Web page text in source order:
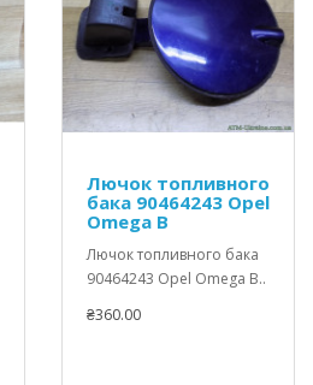
Лючок топливного
бака 90464243 Opel
Omega B
Лючок топливного бака
90464243 Opel Omega B..
₴360.00